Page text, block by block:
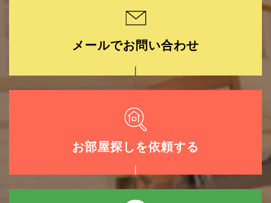
メールでお問い合わせ
お部屋探しを依頼する